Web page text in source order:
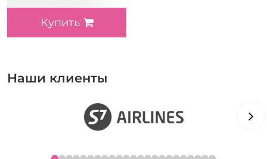
Купить
Наши клиенты